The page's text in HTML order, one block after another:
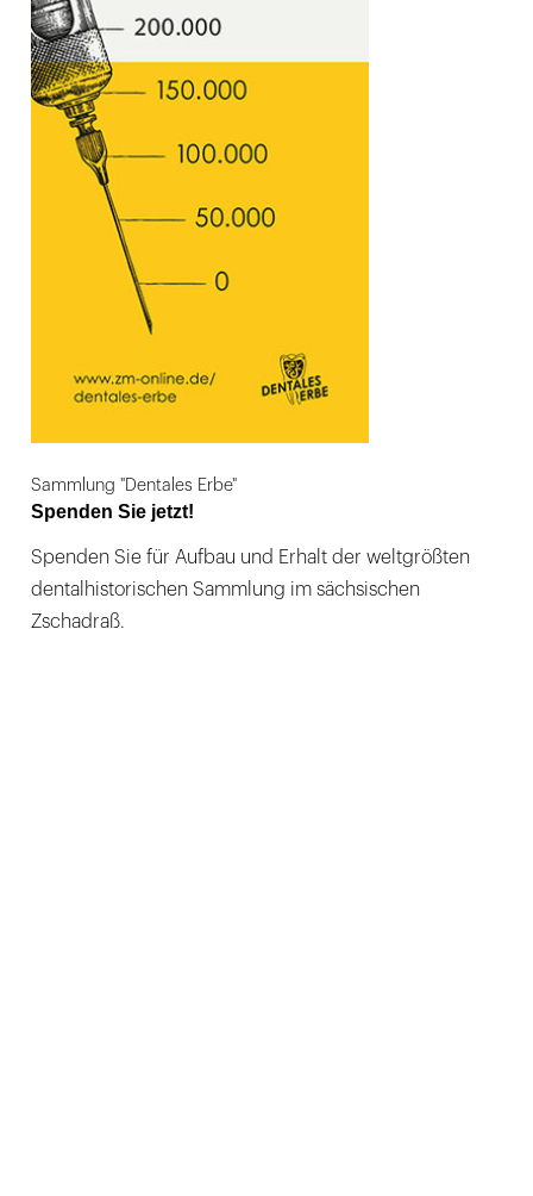
Sammlung "Dentales Erbe"
Spenden Sie jetzt!
Spenden Sie für Aufbau und Erhalt der weltgrößten
dentalhistorischen Sammlung im sächsischen
Zschadraß.